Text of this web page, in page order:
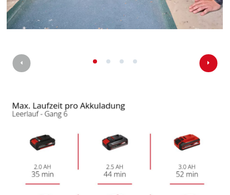
Wir benötigen deine Zustimmung, um
visitor. The website owner needs to setup
Powered byUsercentrics Consent